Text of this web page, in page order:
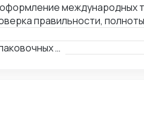
международных
правильности, полноты
и сопроводительных
метода определения
Составление спецификаций, инвойсов, упаковочных листов